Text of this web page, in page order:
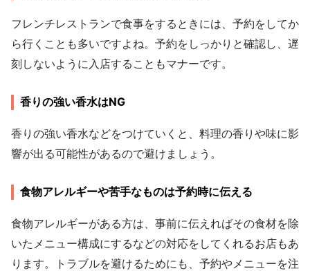
フレンチレストランで食事をするときには、予約をしてか
ら行くことも多いですよね。予約をしっかりと確認し、遅
刻しないように入店することもマナーです。
香りの強い香水はNG
香りの強い香水などをつけていくと、料理の香りや味に影
響が出る可能性があるので避けましょう。
食物アレルギーや苦手なものは予約時に伝える
食物アレルギーがある方は、事前に伝えればその食材を除
いたメニュー構成にするなどの対応をしてくれるお店もあ
ります。トラブルを避けるためにも、予約やメニューを注